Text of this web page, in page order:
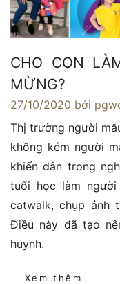
CHO CON
MỪNG?
27/10/2020 bởi
Thị trường người
không kém người
khiến dân trong
tuổi học làm
catwalk, chụp ảnh
Điều này đã tạo
huynh.
Xem thêm